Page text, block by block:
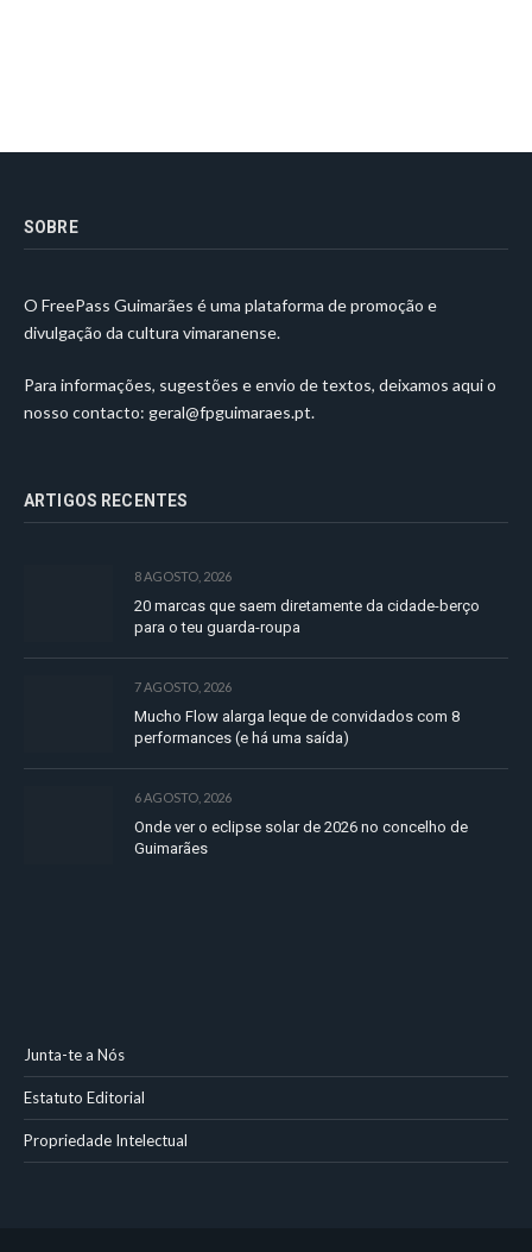
SOBRE
O FreePass Guimarães é uma plataforma de promoção e
divulgação da cultura vimaranense.
Para informações, sugestões e envio de textos, deixamos aqui o
nosso contacto: geral@fpguimaraes.pt.
ARTIGOS RECENTES
8 AGOSTO, 2026
20 marcas que saem diretamente da cidade-berço
para o teu guarda-roupa
7 AGOSTO, 2026
Mucho Flow alarga leque de convidados com 8
performances (e há uma saída)
6 AGOSTO, 2026
Onde ver o eclipse solar de 2026 no concelho de
Guimarães
Junta-te a Nós
Estatuto Editorial
Propriedade Intelectual